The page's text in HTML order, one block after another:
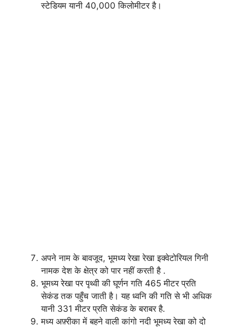
स्टेडियम यानी 40,000 किलोमीटर है।
अपने नाम के बावजूद, भूमध्य रेखा रेखा इक्वेटोरियल गिनी
नामक देश के क्षेत्र को पार नहीं करती है .
भूमध्य रेखा पर पृथ्वी की घूर्णन गति 465 मीटर प्रति
सेकंड तक पहुँच जाती है। यह ध्वनि की गति से भी अधिक
यानी 331 मीटर प्रति सेकंड के बराबर है.
मध्य अफ़्रीका में बहने वाली कांगो नदी भूमध्य रेखा को दो